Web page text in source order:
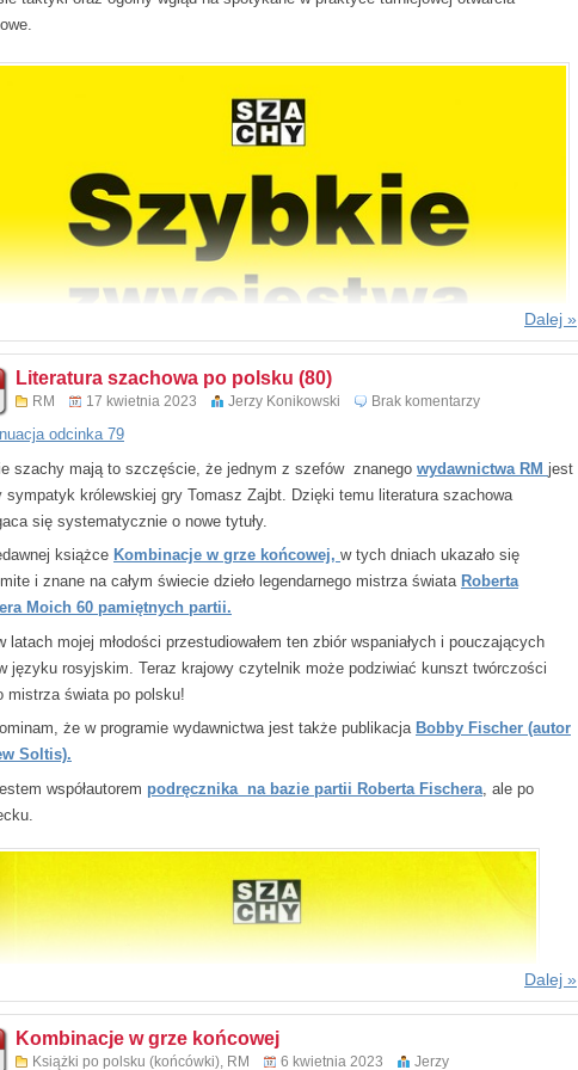
włączyć stosowanie gambitu w ważnych pojedynkach turniejowych.
zwycięstwa
2023 (II wydanie)
Dalej »
Literatura szachowa po polsku (80)
RM 17 kwietnia 2023 Jerzy Konikowski Brak komentarzy
odcinka 79
szachy mają to szczęście, że jednym z szefów znanego wydawnictwa RM jest
sympatyk królewskiej gry Tomasz Zajbt. Dzięki temu literatura szachowa
się systematycznie o nowe tytuły.
książce Kombinacje w grze końcowej, w tych dniach ukazało się
i znane na całym świecie dzieło legendarnego mistrza świata Roberta
Moich 60 pamiętnych partii.
latach mojej młodości przestudiowałem ten zbiór wspaniałych i pouczających
języku rosyjskim. Teraz krajowy czytelnik może podziwiać kunszt twórczości
mistrza świata po polsku!
że w programie wydawnictwa jest także publikacja Bobby Fischer (autor
Soltis).
współautorem podręcznika na bazie partii Roberta Fischera , ale po
Dalej »
Kombinacje w grze końcowej
Książki po polsku (końcówki), RM 6 kwietnia 2023 Jerzy